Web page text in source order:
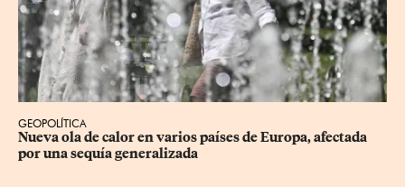
GEOPOLÍTICA
Nueva ola de calor en varios países de Europa, afectada
por una sequía generalizada